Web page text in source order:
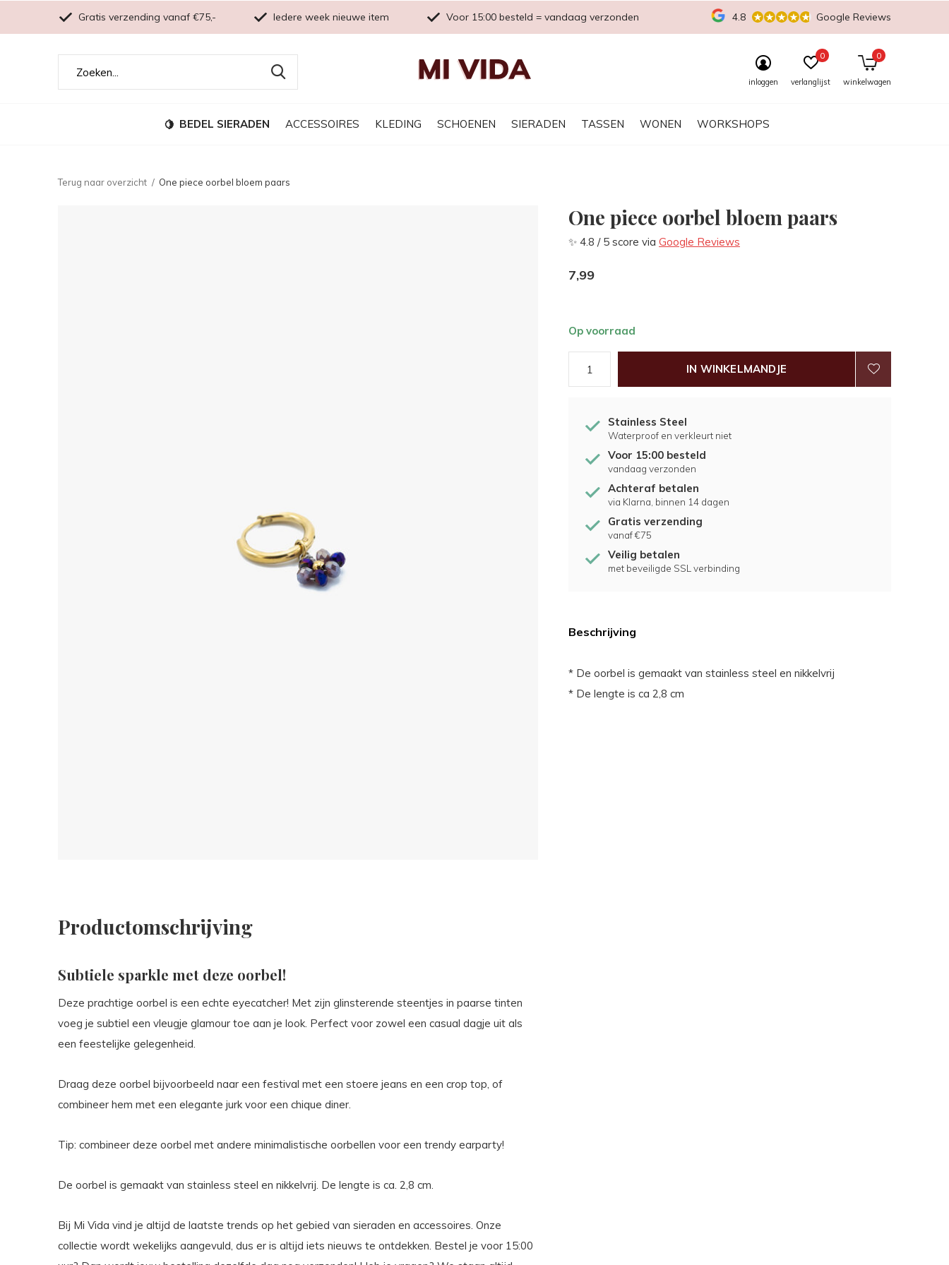
BEDEL SIERADEN ACCESSOIRES KLEDING SCHOENEN SIERADEN TASSEN WONEN WORKSHOPS
inloggen verlanglijst
0
winkelwagen
0
Gratis verzending vanaf €75,- Iedere week nieuwe item Voor 15:00 besteld = vandaag verzonden 4.8 Google Reviews
Terug naar overzicht One piece oorbel bloem paars
One piece oorbel bloem paars
✨ 4.8 / 5 score via Google Reviews
7,99
Op voorraad
IN WINKELMANDJE
Stainless Steel
Waterproof en verkleurt niet
Voor 15:00 besteld
vandaag verzonden
Achteraf betalen
via Klarna, binnen 14 dagen
Gratis verzending
vanaf €75
Veilig betalen
met beveiligde SSL verbinding
Beschrijving
* De oorbel is gemaakt van stainless steel en nikkelvrij
* De lengte is ca 2,8 cm
Productomschrijving
Subtiele sparkle met deze oorbel!
Deze prachtige oorbel is een echte eyecatcher! Met zijn glinsterende steentjes in paarse tinten
voeg je subtiel een vleugje glamour toe aan je look. Perfect voor zowel een casual dagje uit als
een feestelijke gelegenheid.
Draag deze oorbel bijvoorbeeld naar een festival met een stoere jeans en een crop top, of
combineer hem met een elegante jurk voor een chique diner.
Tip: combineer deze oorbel met andere minimalistische oorbellen voor een trendy earparty!
De oorbel is gemaakt van stainless steel en nikkelvrij. De lengte is ca. 2,8 cm.
Bij Mi Vida vind je altijd de laatste trends op het gebied van sieraden en accessoires. Onze
collectie wordt wekelijks aangevuld, dus er is altijd iets nieuws te ontdekken. Bestel je voor 15:00